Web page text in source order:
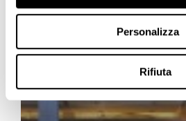
Personalizza
Rifiuta
con la sua prima tappa
flagship store Valcucine |Forza